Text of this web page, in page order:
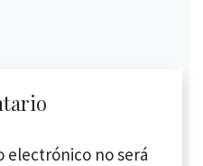
electrónico no será